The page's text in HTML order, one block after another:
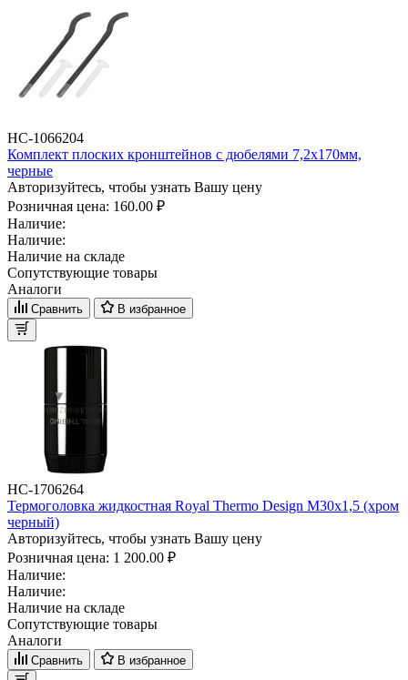
НС-1066204
Комплект плоских кронштейнов с дюбелями 7,2х170мм,
черные
Авторизуйтесь, чтобы узнать Вашу цену
Розничная цена: 160.00 ₽
Наличие:
Наличие:
Наличие на складе
Сопутствующие товары
Аналоги
Сравнить В избранное
НС-1706264
Термоголовка жидкостная Royal Thermo Design М30х1,5 (хром
черный)
Авторизуйтесь, чтобы узнать Вашу цену
Розничная цена: 1 200.00 ₽
Наличие:
Наличие:
Наличие на складе
Сопутствующие товары
Аналоги
Сравнить В избранное